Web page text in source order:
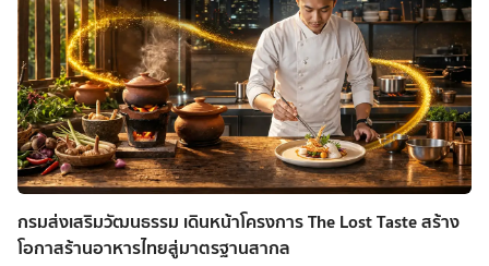
กรมส่งเสริมวัฒนธรรม เดินหน้าโครงการ The Lost Taste สร้าง
โอกาสร้านอาหารไทยสู่มาตรฐานสากล